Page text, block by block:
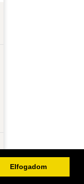
Elfogadom